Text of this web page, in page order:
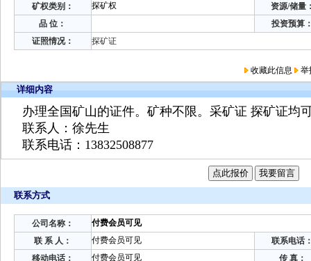
矿权类别：
探矿权
资源/储量
品 位：
投资预算
证照情况：
探矿证
收藏此信息 举
详细内容
办理全国矿山的证件。矿种不限。采矿证 探矿证均
联系人：徐先生
联系电话：13832508877
联系方式
公司名称：
付费会员可见
联 系 人：
付费会员可见
联系电话
移动电话：
付费会员可见
传 真：